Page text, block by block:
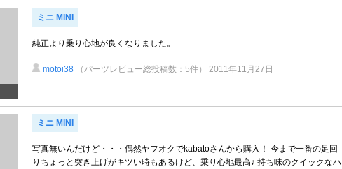
ミニ MINI
純正より乗り心地が良くなりました。
motoi38 （パーツレビュー総投稿数：5件） 2011年11月27日
ミニ MINI
写真無いんだけど・・・偶然ヤフオクでkabatoさんから購入！ 今まで一番の足回
りちょっと突き上げがキツい時もあるけど、乗り心地最高♪ 持ち味のクイックなハ